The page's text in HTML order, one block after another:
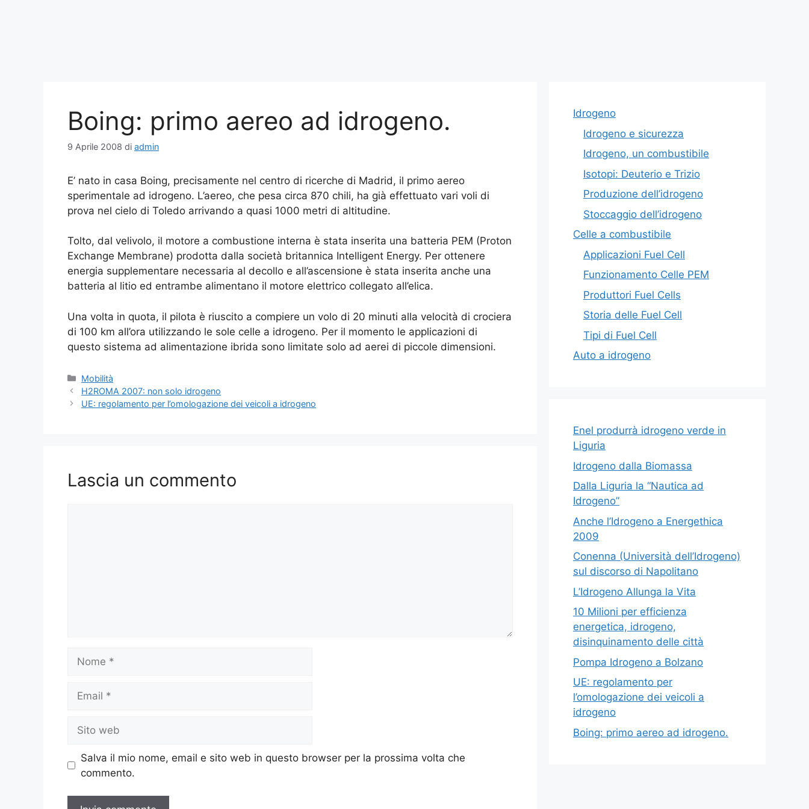
Boing: primo aereo ad idrogeno.
9 Aprile 2008 di admin
E’ nato in casa Boing, precisamente nel centro di ricerche di Madrid, il primo aereo
sperimentale ad idrogeno. L’aereo, che pesa circa 870 chili, ha già effettuato vari voli di
prova nel cielo di Toledo arrivando a quasi 1000 metri di altitudine.
Tolto, dal velivolo, il motore a combustione interna è stata inserita una batteria PEM (Proton
Exchange Membrane) prodotta dalla società britannica Intelligent Energy. Per ottenere
energia supplementare necessaria al decollo e all’ascensione è stata inserita anche una
batteria al litio ed entrambe alimentano il motore elettrico collegato all’elica.
Una volta in quota, il pilota è riuscito a compiere un volo di 20 minuti alla velocità di crociera
di 100 km all’ora utilizzando le sole celle a idrogeno. Per il momento le applicazioni di
questo sistema ad alimentazione ibrida sono limitate solo ad aerei di piccole dimensioni.
Categorie
Mobilità
H2ROMA 2007: non solo idrogeno
UE: regolamento per l’omologazione dei veicoli a idrogeno
Lascia un commento
web
Salva il mio nome, email e sito web in questo browser per la prossima volta che
commento.
Idrogeno
Idrogeno e sicurezza
Idrogeno, un combustibile
Isotopi: Deuterio e Trizio
Produzione dell’idrogeno
Stoccaggio dell’idrogeno
Celle a combustibile
Applicazioni Fuel Cell
Funzionamento Celle PEM
Produttori Fuel Cells
Storia delle Fuel Cell
Tipi di Fuel Cell
Auto a idrogeno
Enel produrrà idrogeno verde in
Liguria
Idrogeno dalla Biomassa
Dalla Liguria la “Nautica ad
Idrogeno”
Anche l’Idrogeno a Energethica
2009
Conenna (Università dell’Idrogeno)
sul discorso di Napolitano
L’Idrogeno Allunga la Vita
10 Milioni per efficienza
energetica, idrogeno,
disinquinamento delle città
Pompa Idrogeno a Bolzano
UE: regolamento per
l’omologazione dei veicoli a
idrogeno
Boing: primo aereo ad idrogeno.